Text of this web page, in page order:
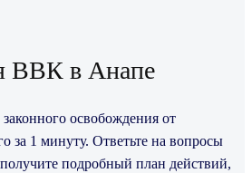
ВВК в Анапе
освобождения от
за 1 минуту. Ответьте на вопросы
подробный план действий,